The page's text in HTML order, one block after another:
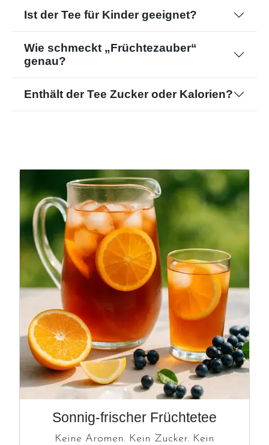
Ist der Tee für Kinder geeignet?
Wie schmeckt „Früchtezauber“
genau?
Enthält der Tee Zucker oder Kalorien?
Sonnig-frischer Früchtetee
Keine Aromen. Kein Zucker. Kein